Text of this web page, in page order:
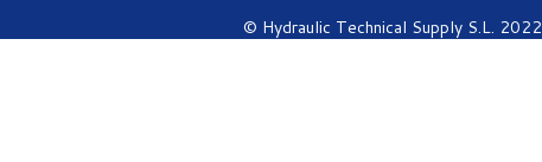
© Hydraulic Technical Supply S.L. 2022